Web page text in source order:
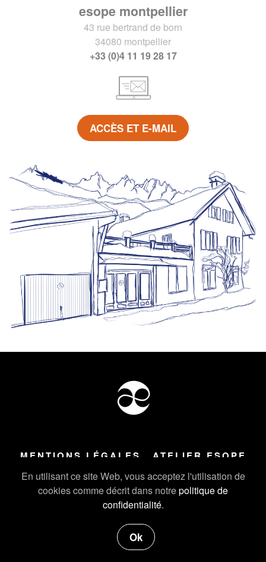
En utilisant ce site Web, vous acceptez l'utilisation de
cookies comme décrit dans notrepolitique de
confidentialité.
Ok
esope montpellier
43 rue bertrand de born
34080 montpellier
+33 (0)4 11 19 28 17
ACCÈS ET E-MAIL
MENTIONS LÉGALES ATELIER ESOPE